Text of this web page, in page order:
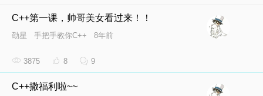
C++第一课，帅哥美女看过来！！
劭星 手把手教你C++ 8年前
3875 8 9
C++撒福利啦~~